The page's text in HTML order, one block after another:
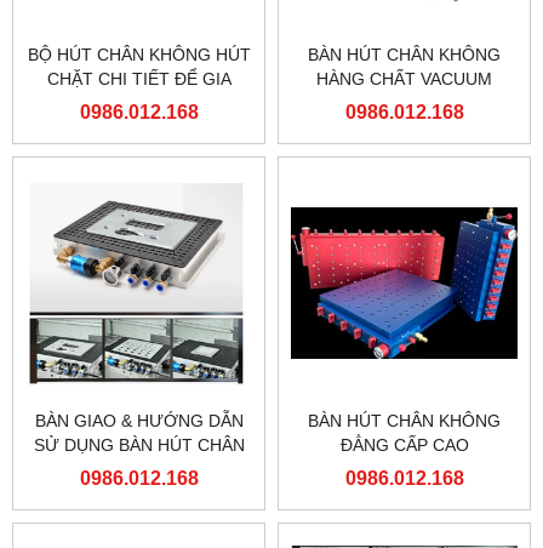
BỘ HÚT CHÂN KHÔNG HÚT
CHẶT CHI TIẾT ĐỂ GIA
CÔNG
0986.012.168
BÀN HÚT CHÂN KHÔNG
HÀNG CHẤT VACUUM
CHUCK
0986.012.168
BÀN GIAO & HƯỚNG DẪN
SỬ DỤNG BÀN HÚT CHÂN
KHÔNG LỖ TRÒN GIA
THỦNG TẠI VĨNH PHÚC
0986.012.168
BÀN HÚT CHÂN KHÔNG
ĐẲNG CẤP CAO
0986.012.168